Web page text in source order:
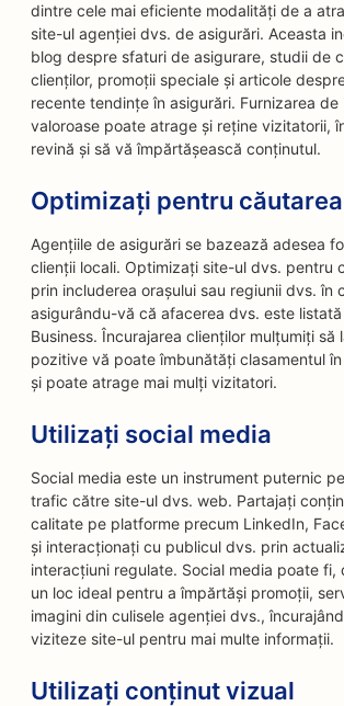
dintre cele mai eficiente modalități de a
site-ul agenției dvs. de asigurări. Aceasta
blog despre sfaturi de asigurare, studii de
clienților, promoții speciale și articole
recente tendințe în asigurări. Furnizarea de
valoroase poate atrage și reține vizitatorii,
revină și să vă împărtășească conținutul.
Optimizați pentru
Agențiile de asigurări se bazează adesea
clienții locali. Optimizați site-ul dvs. pentru
prin includerea orașului sau regiunii dvs. în
asigurându-vă că afacerea dvs. este
Business. Încurajarea clienților mulțumiți să
pozitive vă poate îmbunătăți clasamentul
și poate atrage mai mulți vizitatori.
Utilizați social media
Social media este un instrument puternic
trafic către site-ul dvs. web. Partajați
calitate pe platforme precum LinkedIn,
și interacționați cu publicul dvs. prin
interacțiuni regulate. Social media poate fi,
un loc ideal pentru a împărtăși promoții,
imagini din culisele agenției dvs.,
viziteze site-ul pentru mai multe informații.
Utilizați conținut vizual